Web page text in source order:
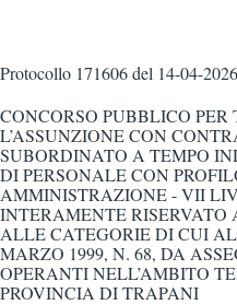
Protocollo 171606del 14-04-2026
CONCORSO PUBBLICO PER
L’ASSUNZIONE CON
SUBORDINATO A TEMPO
DI PERSONALE CON
AMMINISTRAZIONE - VII
INTERAMENTE RISERVATO
ALLE CATEGORIE DI CUI
MARZO 1999, N. 68, DA
OPERANTI NELL’AMBITO
PROVINCIA DI TRAPANI